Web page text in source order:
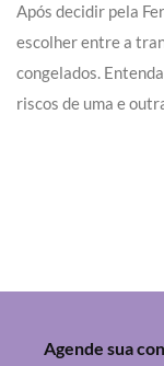
Após decidir pela
escolher entre a
congelados.
riscos de uma e
Agende sua